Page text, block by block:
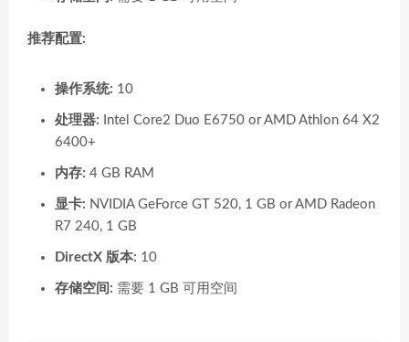
推荐配置:
操作系统: 10
处理器: Intel Core2 Duo E6750 or AMD Athlon 64 X2
6400+
内存: 4 GB RAM
显卡: NVIDIA GeForce GT 520, 1 GB or AMD Radeon
R7 240, 1 GB
DirectX 版本: 10
存储空间: 需要 1 GB 可用空间